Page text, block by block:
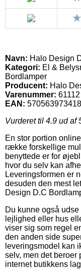
Navn: Halo Design
Kategori: El &
Bordlamper
Producent: Halo
Varenummer: 61112
EAN:
Vurderet til 4.9 ud af
En stor portion
række forskellige
benyttede er for
hvor du selv kan
Leveringsformen er
desuden den mest
Design D.C
Du kunne også
lejlighed eller hus
viser sig som regel
den anden side
leveringsmodel kan
selv, men det
internet butikkens